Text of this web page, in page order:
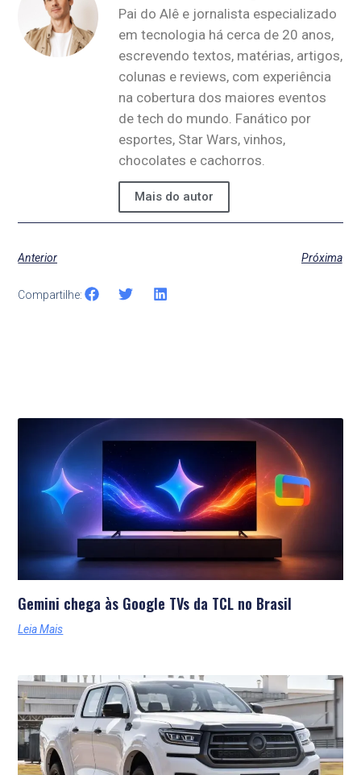
Pai do Alê e jornalista especializado
em tecnologia há cerca de 20 anos,
escrevendo textos, matérias, artigos,
colunas e reviews, com experiência
na cobertura dos maiores eventos
de tech do mundo. Fanático por
esportes, Star Wars, vinhos,
chocolates e cachorros.
Mais do autor
Anterior Próxima
Compartilhe:
Últimas Notícias
Gemini chega às Google TVs da TCL no Brasil
Leia Mais